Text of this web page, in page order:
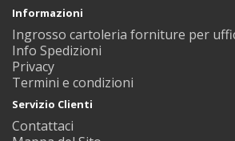
Informazioni
Ingrosso cartoleria forniture per
Info Spedizioni
Privacy
Termini e condizioni
Servizio Clienti
Contattaci